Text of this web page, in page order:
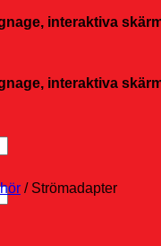
interaktiva
interaktiva
/Strömadapter